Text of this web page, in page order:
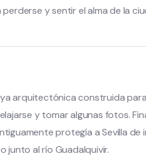
y sentir el alma de la
arquitectónica construida
y tomar algunas fotos.
protegía a Sevilla de
junto al río Guadalquivir.